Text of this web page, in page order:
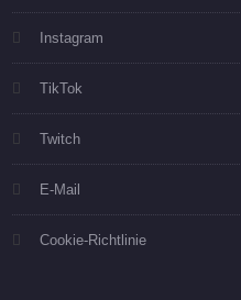
Instagram
TikTok
Twitch
E-Mail
Cookie-Richtlinie